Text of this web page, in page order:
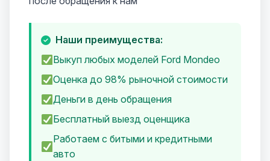
Наши преимущества:
Выкуп любых моделей Ford Mondeo
Оценка до 98% рыночной стоимости
Деньги в день обращения
Бесплатный выезд оценщика
Работаем с битыми и кредитными
авто